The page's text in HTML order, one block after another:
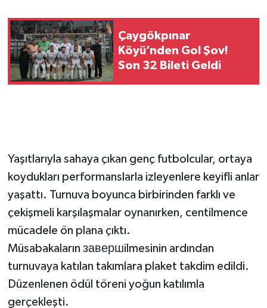
Çaygökpınar
Köyü’nden Gol Şov!
Son 32 Bileti Geldi
Yaşıtlarıyla sahaya çıkan genç futbolcular, ortaya
koydukları performanslarla izleyenlere keyifli anlar
yaşattı. Turnuva boyunca birbirinden farklı ve
çekişmeli karşılaşmalar oynanırken, centilmence
mücadele ön plana çıktı.
Müsabakaların завершilmesinin ardından
turnuvaya katılan takımlara plaket takdim edildi.
Düzenlenen ödül töreni yoğun katılımla
gerçekleşti.